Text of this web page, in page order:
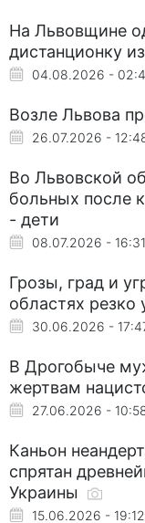
На Львовщине
дистанционку
04.08.2026 -
Возле Львова
26.07.2026 -
Во Львовской
больных после
- дети
08.07.2026 - 16:31
Грозы, град и
областях резко
30.06.2026 -
В Дрогобыче
жертвам
27.06.2026 -
Каньон
спрятан
Украины
15.06.2026 - 19:12